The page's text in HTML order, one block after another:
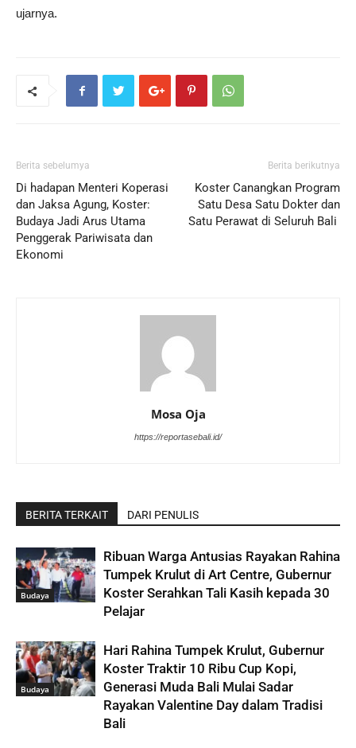
ujarnya.
Berita sebelumya
Di hadapan Menteri Koperasi
dan Jaksa Agung, Koster:
Budaya Jadi Arus Utama
Penggerak Pariwisata dan
Ekonomi
Berita berikutnya
Koster Canangkan Program
Satu Desa Satu Dokter dan
Satu Perawat di Seluruh Bali
Mosa Oja
https://reportasebali.id/
BERITA TERKAIT DARI PENULIS
Budaya
Ribuan Warga Antusias Rayakan Rahina
Tumpek Krulut di Art Centre, Gubernur
Koster Serahkan Tali Kasih kepada 30
Pelajar
Budaya
Hari Rahina Tumpek Krulut, Gubernur
Koster Traktir 10 Ribu Cup Kopi,
Generasi Muda Bali Mulai Sadar
Rayakan Valentine Day dalam Tradisi
Bali